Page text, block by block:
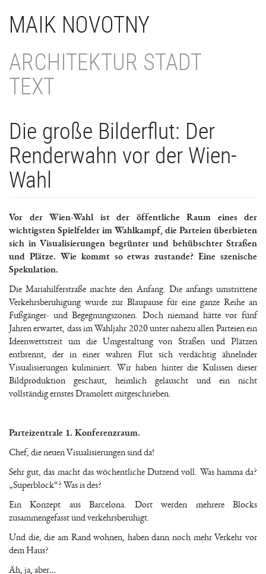
zum
InhaltMAIK NOVOTNY
ARCHITEKTUR STADT
TEXT
Die große Bilderflut: Der
Renderwahn vor der Wien-
Wahl
Vor der Wien-Wahl ist der öffentliche Raum eines der
wichtigsten Spielfelder im Wahlkampf, die Parteien überbieten
sich in Visualisierungen begrünter und behübschter Straßen
und Plätze. Wie kommt so etwas zustande? Eine szenische
Spekulation.
Die Mariahilferstraße machte den Anfang. Die anfangs umstrittene
Verkehrsberuhigung wurde zur Blaupause für eine ganze Reihe an
Fußgänger- und Begegnungszonen. Doch niemand hätte vor fünf
Jahren erwartet, dass im Wahljahr 2020 unter nahezu allen Parteien ein
Ideenwettstreit um die Umgestaltung von Straßen und Plätzen
entbrennt, der in einer wahren Flut sich verdächtig ähnelnder
Visualisierungen kulminiert. Wir haben hinter die Kulissen dieser
Bildproduktion geschaut, heimlich gelauscht und ein nicht
vollständig ernstes Dramolett mitgeschrieben.
Parteizentrale 1. Konferenzraum.
Chef, die neuen Visualisierungen sind da!
Sehr gut, das macht das wöchentliche Dutzend voll. Was hamma da?
„Superblock“? Was is des?
Ein Konzept aus Barcelona. Dort werden mehrere Blocks
zusammengefasst und verkehrsberuhigt.
Und die, die am Rand wohnen, haben dann noch mehr Verkehr vor
dem Haus?
Äh, ja, aber…